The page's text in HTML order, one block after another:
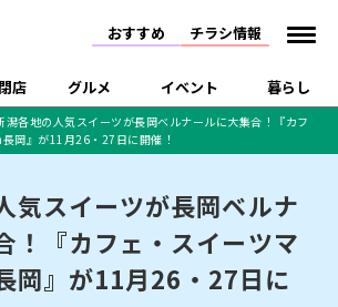
おすすめ チラシ情報
店 グルメ イベント 暮らし
下越
上越
閉店
休業 開店まとめ
閉店まとめ
現地レポート
洋食
祭り・伝統行事
ライブ・コンサート
プ
住宅メーカー・工務
店
・県産
インタビュー
記事
・コンビ
戸建住宅・マンショ
ール・
ドラッグストア・ホーム
センター
潟各地の人気スイーツが長岡ベルナールに大集合！『カフ
岡』が11月26・27日に開催！
気スイーツが長岡ベルナ
！『カフェ・スイーツマ
岡』が11月26・27日に